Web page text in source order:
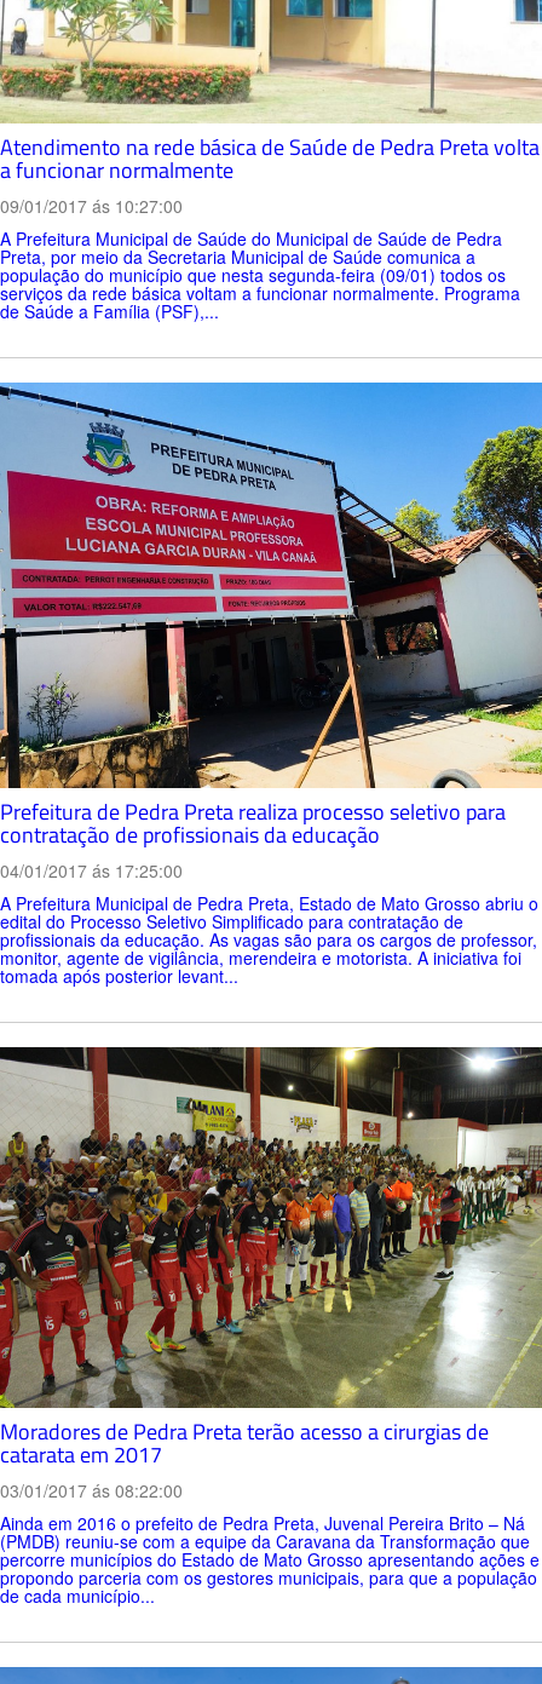
Atendimento na rede básica de Saúde de Pedra Preta volta
a funcionar normalmente
09/01/2017 ás 10:27:00
A Prefeitura Municipal de Saúde do Municipal de Saúde de Pedra
Preta, por meio da Secretaria Municipal de Saúde comunica a
população do município que nesta segunda-feira (09/01) todos os
serviços da rede básica voltam a funcionar normalmente. Programa
de Saúde a Família (PSF),...
Prefeitura de Pedra Preta realiza processo seletivo para
contratação de profissionais da educação
04/01/2017 ás 17:25:00
A Prefeitura Municipal de Pedra Preta, Estado de Mato Grosso abriu o
edital do Processo Seletivo Simplificado para contratação de
profissionais da educação. As vagas são para os cargos de professor,
monitor, agente de vigilância, merendeira e motorista. A iniciativa foi
tomada após posterior levant...
Moradores de Pedra Preta terão acesso a cirurgias de
catarata em 2017
03/01/2017 ás 08:22:00
Ainda em 2016 o prefeito de Pedra Preta, Juvenal Pereira Brito – Ná
(PMDB) reuniu-se com a equipe da Caravana da Transformação que
percorre municípios do Estado de Mato Grosso apresentando ações e
propondo parceria com os gestores municipais, para que a população
de cada município...